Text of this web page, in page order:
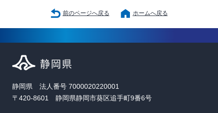
前のページへ戻る ホームへ戻る
静岡県 法人番号 7000020220001
〒420-8601 静岡県静岡市葵区追手町9番6号